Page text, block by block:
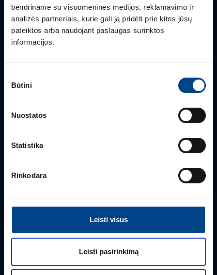
bendriname su visuomeninės medijos, reklamavimo ir
analizės partneriais, kurie gali ją pridėti prie kitos jūsų
pateiktos arba naudojant paslaugas surinktos
informacijos.
pasirinkimas
Būtini
Nuostatos
Statistika
Rinkodara
Leisti visus
Leisti pasirinkimą
Mielai atsakysime į Jums aktualius klausimus.
Klientų aptarnavimas
info.lt@utugroup.com